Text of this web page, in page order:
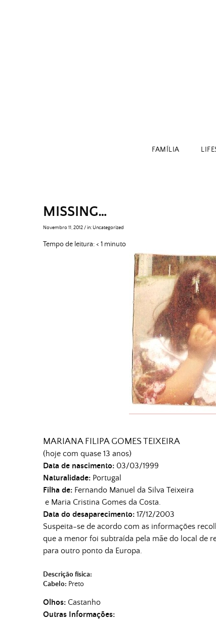
FAMÍLIA
MISSING…
Novembro 11, 2012/in: Uncategorized
Tempo de leitura:< 1 minuto
MARIANA FILIPA GOMES TEIXEIRA
(hoje com quase 13 anos)
Data de nascimento:03/03/1999
Naturalidade:Portugal
Filha de:Fernando Manuel da Silva Teixeira
e Maria Cristina Gomes da Costa.
Data do desaparecimento:17/12/2003
Suspeita-se de acordo com as informações
que a menor foi subtraída pela mãe do local de
para outro ponto da Europa.
Descrição física:
Cabelo: Preto
Olhos: Castanho
Outras Informações: